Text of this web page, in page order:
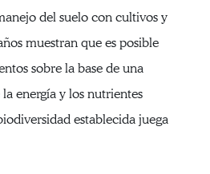
del suelo con cultivos y
muestran que es posible
sobre la base de una
energía y los nutrientes
establecida juega